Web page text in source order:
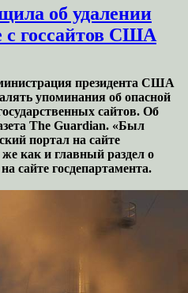
об удалении
с госсайтов США
президента США
упоминания об опасной
сайтов. Об
The Guardian. «Был
портал на сайте
как и главный раздел о
сайте госдепартамента.